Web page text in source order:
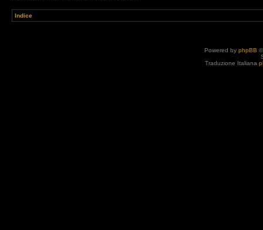
Indice
Powered by phpBB
Traduzione Italiana